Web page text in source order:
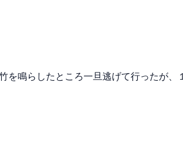
鳴らしたところ一旦逃げて行ったが